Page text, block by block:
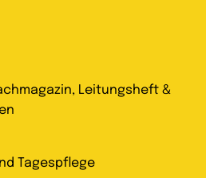
Leitungsheft &
Tagespflege